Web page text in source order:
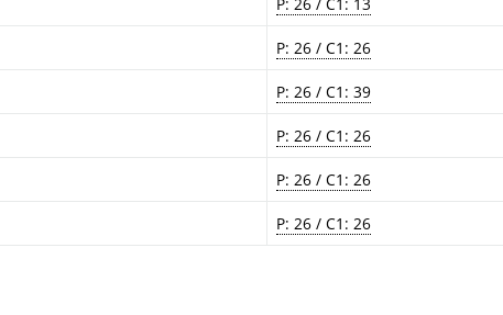
P: 26 / C1: 26
P: 26 / C1: 39
P: 26 / C1: 26
P: 26 / C1: 26
P: 26 / C1: 26